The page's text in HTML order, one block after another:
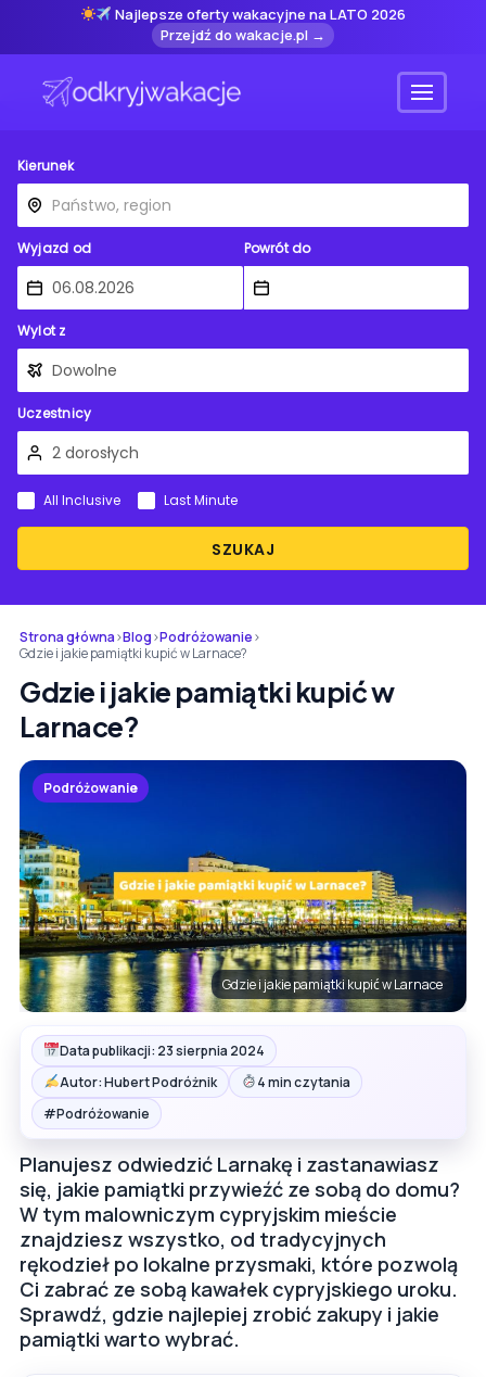
Najlepsze oferty wakacyjne na LATO 2026
Przejdź do wakacje.pl →
Menu
Kierunek
Wyjazd od Powrót do
Wylot z
Uczestnicy
SZUKAJ
All Inclusive Last Minute
Strona główna›Blog›Podróżowanie›
Gdzie i jakie pamiątki kupić w Larnace?
Gdzie i jakie pamiątki kupić w
Larnace?
Podróżowanie
Gdzie i jakie pamiątki kupić w Larnace
Data publikacji: 23 sierpnia 2024
Autor: Hubert Podróżnik
4 min czytania
#Podróżowanie
Planujesz odwiedzić Larnakę i zastanawiasz
się, jakie pamiątki przywieźć ze sobą do domu?
W tym malowniczym cypryjskim mieście
znajdziesz wszystko, od tradycyjnych
rękodzieł po lokalne przysmaki, które pozwolą
Ci zabrać ze sobą kawałek cypryjskiego uroku.
Sprawdź, gdzie najlepiej zrobić zakupy i jakie
pamiątki warto wybrać.